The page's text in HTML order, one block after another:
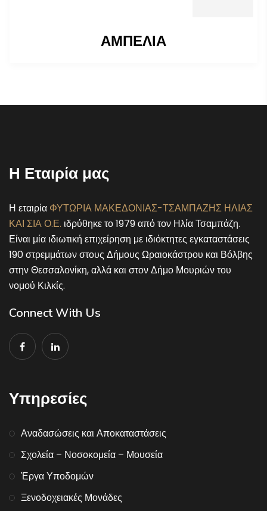
ΑΜΠΕΛΙΑ
Η Εταιρία μας
Η εταιρία ΦΥΤΩΡΙΑ ΜΑΚΕΔΟΝΙΑΣ-ΤΣΑΜΠΑΖΗΣ ΗΛΙΑΣ
ΚΑΙ ΣΙΑ Ο.Ε. ιδρύθηκε το 1979 από τον Ηλία Τσαμπάζη.
Είναι μία ιδιωτική επιχείρηση με ιδιόκτητες εγκαταστάσεις
190 στρεμμάτων στους Δήμους Ωραιοκάστρου και Βόλβης
στην Θεσσαλονίκη, αλλά και στον Δήμο Μουριών του
νομού Κιλκίς.
Connect With Us
Υπηρεσίες
Αναδασώσεις και Αποκαταστάσεις
Σχολεία – Νοσοκομεία – Μουσεία
Έργα Υποδομών
Ξενοδοχειακές Μονάδες